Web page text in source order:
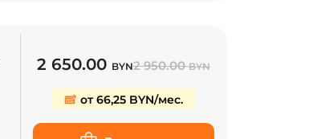
2 650.00 BYN2 950.00BYN
от 66,25 BYN/мес.